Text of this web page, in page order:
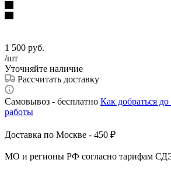
1 500 руб.
/шт
Уточняйте наличие
Рассчитать доставку
Самовывоз - бесплатно Как добраться
работы
Доставка по Москве - 450 ₽
МО и регионы РФ согласно тарифам